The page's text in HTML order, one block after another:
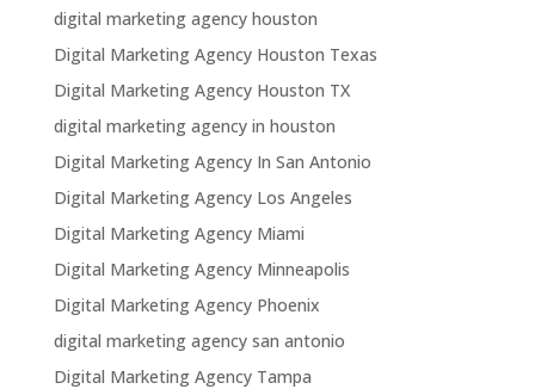
digital marketing agency houston
Digital Marketing Agency Houston Texas
Digital Marketing Agency Houston TX
digital marketing agency in houston
Digital Marketing Agency In San Antonio
Digital Marketing Agency Los Angeles
Digital Marketing Agency Miami
Digital Marketing Agency Minneapolis
Digital Marketing Agency Phoenix
digital marketing agency san antonio
Digital Marketing Agency Tampa